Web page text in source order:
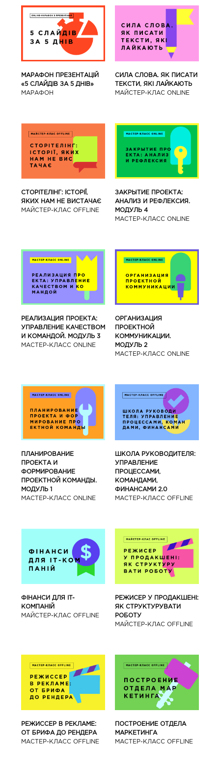
МАРАФОН ПРЕЗЕНТАЦІЙ
«5 СЛАЙДІВ ЗА 5 ДНІВ»
МАРАФОН
СИЛА СЛОВА. ЯК ПИСАТИ
ТЕКСТИ, ЯКІ ЛАЙКАЮТЬ
МАЙСТЕР-КЛАС ONLINE
СТОРІТЕЛІНГ: ІСТОРІЇ,
ЯКИХ НАМ НЕ ВИСТАЧАЄ
МАЙСТЕР-КЛАС OFFLINE
ЗАКРЫТИЕ ПРОЕКТА:
АНАЛИЗ И РЕФЛЕКСИЯ.
МОДУЛЬ 4
МАСТЕР-КЛАСС ONLINE
РЕАЛИЗАЦИЯ ПРОЕКТА:
УПРАВЛЕНИЕ КАЧЕСТВОМ
И КОМАНДОЙ. МОДУЛЬ 3
МАСТЕР-КЛАСС ONLINE
ОРГАНИЗАЦИЯ
ПРОЕКТНОЙ
КОММУНИКАЦИИ.
МОДУЛЬ 2
МАСТЕР-КЛАСС ONLINE
ПЛАНИРОВАНИЕ
ПРОЕКТА И
ФОРМИРОВАНИЕ
ПРОЕКТНОЙ КОМАНДЫ.
МОДУЛЬ 1
МАСТЕР-КЛАСС ONLINE
ШКОЛА РУКОВОДИТЕЛЯ:
УПРАВЛЕНИЕ
ПРОЦЕССАМИ,
КОМАНДАМИ,
ФИНАНСАМИ 2.0
МАСТЕР-КЛАСС OFFLINE
ФІНАНСИ ДЛЯ IT-
КОМПАНІЙ
МАЙСТЕР-КЛАС OFFLINE
РЕЖИСЕР У ПРОДАКШЕНІ:
ЯК СТРУКТУРУВАТИ
РОБОТУ
МАЙСТЕР-КЛАС OFFLINE
РЕЖИССЕР В РЕКЛАМЕ:
ОТ БРИФА ДО РЕНДЕРА
МАСТЕР-КЛАСС OFFLINE
ПОСТРОЕНИЕ ОТДЕЛА
МАРКЕТИНГА
МАСТЕР-КЛАСС OFFLINE